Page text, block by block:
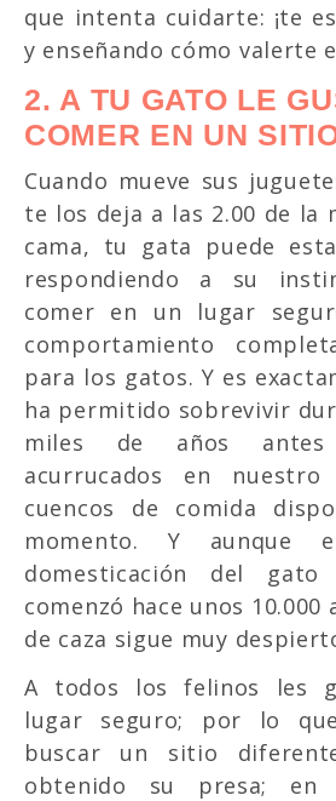
que intenta cuidarte: ¡te
y enseñando cómo valerte
2. A TU GATO LE
COMER EN UN
Cuando mueve sus
te los deja a las 2.00 de la
cama, tu gata puede
respondiendo a su
comer en un lugar
comportamiento
para los gatos. Y es
ha permitido sobrevivir
miles de años
acurrucados en
cuencos de comida
momento. Y aunque
domesticación del gato
comenzó hace unos
de caza sigue muy
A todos los felinos les
lugar seguro; por lo
buscar un sitio
obtenido su presa; en